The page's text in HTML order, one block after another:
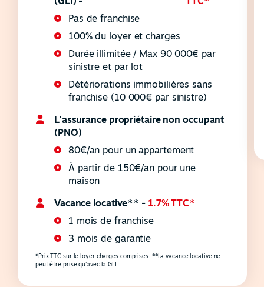
Pas de franchise
100% du loyer et charges
Durée illimitée / Max 90 000€ par
sinistre et par lot
Détériorations immobilières sans
franchise (10 000€ par sinistre)
L'assurance propriétaire non occupant
(PNO)
80€/an pour un appartement
À partir de 150€/an pour une
maison
Vacance locative** -1.7% TTC*
1 mois de franchise
3 mois de garantie
*Prix TTC sur le loyer charges comprises. **La vacance locative ne
peut être prise qu'avec la GLI